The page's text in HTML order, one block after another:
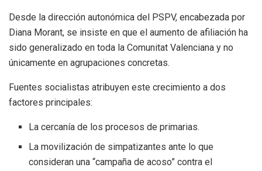
Desde la dirección autonómica del PSPV, encabezada por
Diana Morant, se insiste en que el aumento de afiliación ha
sido generalizado en toda la Comunitat Valenciana y no
únicamente en agrupaciones concretas.
Fuentes socialistas atribuyen este crecimiento a dos
factores principales:
La cercanía de los procesos de primarias.
La movilización de simpatizantes ante lo que
consideran una “campaña de acoso” contra el